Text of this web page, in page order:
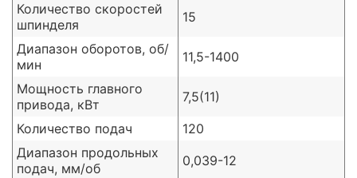
Количество скоростей
шпинделя
15
Диапазон оборотов, об/
мин
11,5-1400
Мощность главного
привода, кВт
7,5(11)
Количество подач
120
Диапазон продольных
подач, мм/об
0,039-12